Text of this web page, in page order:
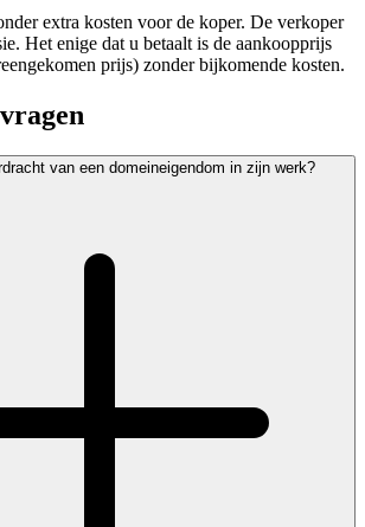
extra kosten voor de koper. De verkoper
Het enige dat u betaalt is de aankoopprijs
prijs) zonder bijkomende kosten.
van een domeineigendom in zijn werk?